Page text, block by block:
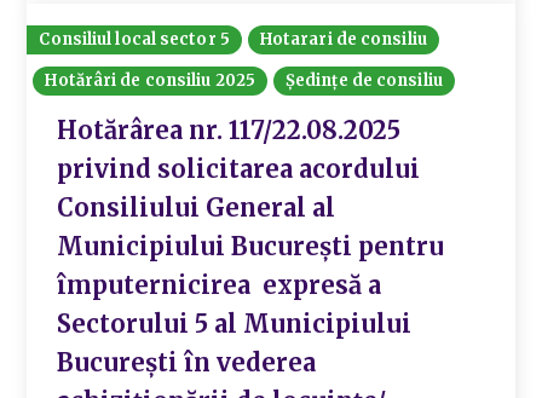
Consiliul local sector 5
Hotarari de consiliu
Hotărâri de consiliu 2025
Ședințe de consiliu
Hotărârea nr. 117/22.08.2025
privind solicitarea acordului
Consiliului General al
Municipiului București pentru
împuternicirea expresă a
Sectorului 5 al Municipiului
București în vederea